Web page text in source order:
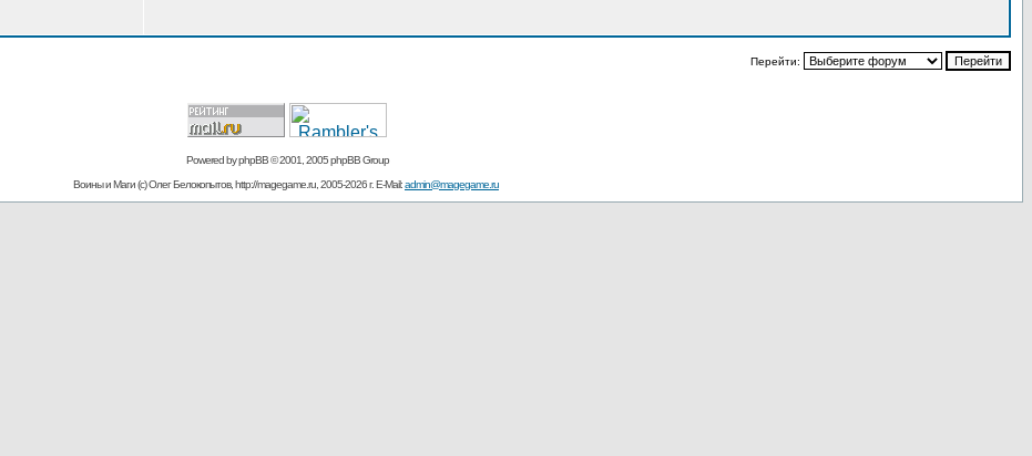
Перейти:
Powered byphpBB© 2001, 2005 phpBB Group
Воины и Маги (c) Олег Белокопытов, http://magegame.ru, 2005-2026 г. E-Mail:admin@magegame.ru